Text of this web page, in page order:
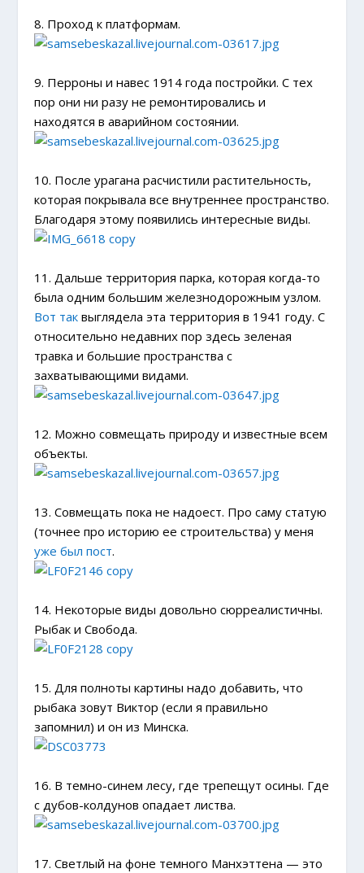
8. Проход к платформам.
9. Перроны и навес 1914 года постройки. С тех
пор они ни разу не ремонтировались и
находятся в аварийном состоянии.
10. После урагана расчистили растительность,
которая покрывала все внутреннее пространство.
Благодаря этому появились интересные виды.
11. Дальше территория парка, которая когда-то
была одним большим железнодорожным узлом.
Вот так выглядела эта территория в 1941 году. С
относительно недавних пор здесь зеленая
травка и большие пространства с
захватывающими видами.
12. Можно совмещать природу и известные всем
объекты.
13. Совмещать пока не надоест. Про саму статую
(точнее про историю ее строительства) у меня
уже был пост.
14. Некоторые виды довольно сюрреалистичны.
Рыбак и Свобода.
15. Для полноты картины надо добавить, что
рыбака зовут Виктор (если я правильно
запомнил) и он из Минска.
16. В темно-синем лесу, где трепещут осины. Где
с дубов-колдунов опадает листва.
17. Светлый на фоне темного Манхэттена — это